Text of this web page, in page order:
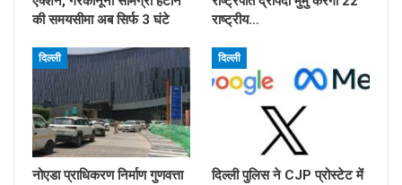
की समयसीमा अब सिर्फ 3 घंटे
राष्ट्रीय…
दिल्ली
नोएडा प्राधिकरण निर्माण गुणवत्ता
दिल्ली
दिल्ली पुलिस ने CJP प्रोस्टेट में